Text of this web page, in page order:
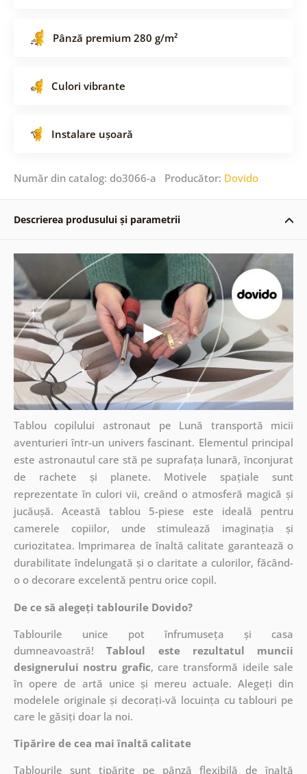
Pânză premium 280 g/m²
Culori vibrante
Instalare ușoară
Număr din catalog: do3066-a Producător: Dovido
Descrierea produsului și parametrii
Tablou copilului astronaut pe Lună transportă micii
aventurieri într-un univers fascinant. Elementul principal
este astronautul care stă pe suprafața lunară, înconjurat
de rachete și planete. Motivele spațiale sunt
reprezentate în culori vii, creând o atmosferă magică și
jucăușă. Această tablou 5-piese este ideală pentru
camerele copiilor, unde stimulează imaginația și
curiozitatea. Imprimarea de înaltă calitate garantează o
durabilitate îndelungată și o claritate a culorilor, făcând-
o o decorare excelentă pentru orice copil.
De ce să alegeți tablourile Dovido?
Tablourile unice pot înfrumuseța și casa
dumneavoastră!Tabloul este rezultatul muncii
designerului nostru grafic, caretransformă ideile sale
în opere de artă unice și mereu actuale. Alegeți din
modelele originale și decorați-vă locuința cu tablouri pe
care le găsiți doar la noi.
Tipărire de cea mai înaltă calitate
Tablourile sunt tipărite pe pânză flexibilă de înaltă